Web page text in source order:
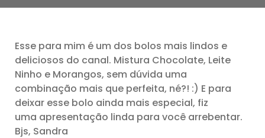
Esse para mim é um dos bolos mais lindos e
deliciosos do canal. Mistura Chocolate, Leite
Ninho e Morangos, sem dúvida uma
combinação mais que perfeita, né?! :) E para
deixar esse bolo ainda mais especial, fiz
uma apresentação linda para você arrebentar.
Bjs, Sandra